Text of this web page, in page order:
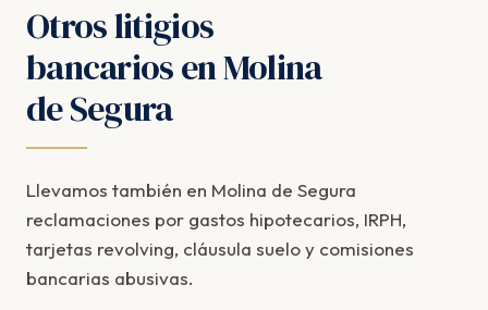
Otros litigios
bancarios en Molina
de Segura
Llevamos también en Molina de Segura
reclamaciones por gastos hipotecarios, IRPH,
tarjetas revolving, cláusula suelo y comisiones
bancarias abusivas.